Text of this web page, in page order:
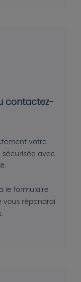
contactez-
votre
avec
le formulaire
vous répondrai